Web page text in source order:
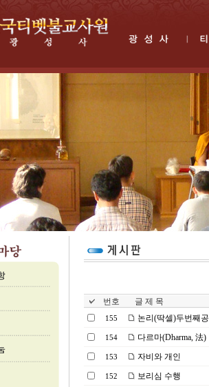
번호 글 제 목
155 논리(딱셀)두번째
154 다르마(Dharma, 法)
153 자비와 개인
152 보리심 수행